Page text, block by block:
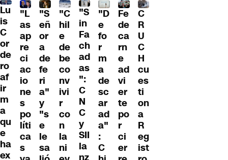
Lu
is
C
or
de
ro
af
ir
m
a
qu
e
ha
ex
"L
as
ap
re
ci
ac
io
ne
s
po
líti
ca
s
"S
eñ
or
a
de
fe
ri
a"
y
"s
e
le
sa
"C
hil
e
de
be
co
nv
ivi
r
co
n
la
ni
"S
in
Fa
ch
ad
as
":
C
N
C
y
SII
la
"D
e
fo
r
m
a
de
sc
ar
ad
a"
:
C
Fe
de
ca
rn
e
ad
vi
er
te
po
r
ci
er
C
R
U
C
H
cu
es
ti
on
a
R
eg
ist